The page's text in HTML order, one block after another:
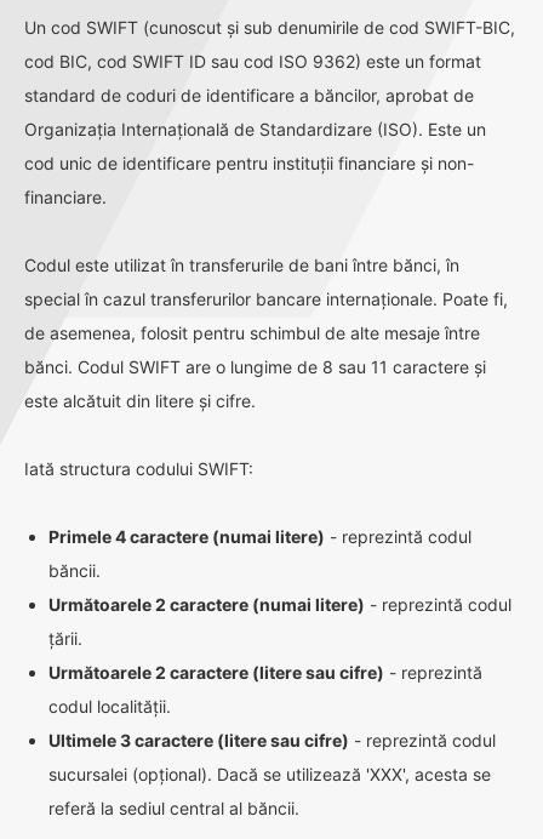
Un cod SWIFT (cunoscut și sub denumirile de cod SWIFT-BIC,
cod BIC, cod SWIFT ID sau cod ISO 9362) este un format
standard de coduri de identificare a băncilor, aprobat de
Organizația Internațională de Standardizare (ISO). Este un
cod unic de identificare pentru instituții financiare și non-
financiare.
Codul este utilizat în transferurile de bani între bănci, în
special în cazul transferurilor bancare internaționale. Poate fi,
de asemenea, folosit pentru schimbul de alte mesaje între
bănci. Codul SWIFT are o lungime de 8 sau 11 caractere și
este alcătuit din litere și cifre.
Iată structura codului SWIFT:
Primele 4 caractere (numai litere) - reprezintă codul
băncii.
Următoarele 2 caractere (numai litere) - reprezintă codul
țării.
Următoarele 2 caractere (litere sau cifre) - reprezintă
codul localității.
Ultimele 3 caractere (litere sau cifre) - reprezintă codul
sucursalei (opțional). Dacă se utilizează 'XXX', acesta se
referă la sediul central al băncii.